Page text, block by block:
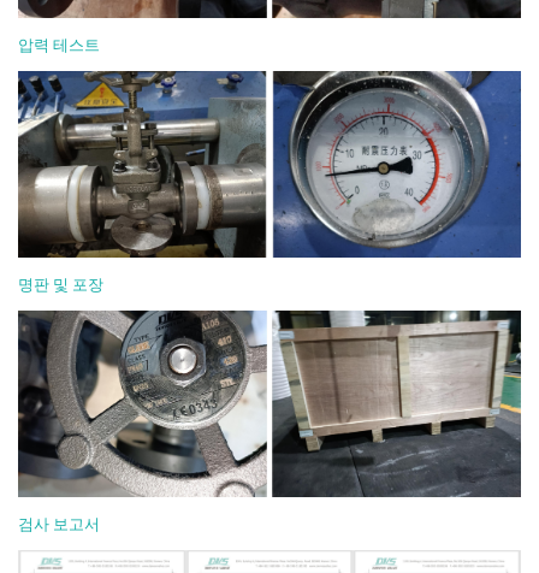
압력 테스트
명판 및 포장
검사 보고서